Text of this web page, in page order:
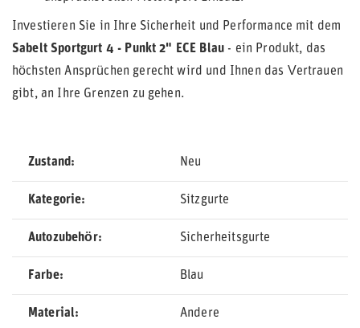
Investieren Sie in Ihre Sicherheit und Performance mit dem
Sabelt Sportgurt 4 - Punkt 2" ECE Blau - ein Produkt, das
höchsten Ansprüchen gerecht wird und Ihnen das Vertrauen
gibt, an Ihre Grenzen zu gehen.
Zustand Neu
Kategorie Sitzgurte
Autozubehör Sicherheitsgurte
Farbe Blau
Material Andere